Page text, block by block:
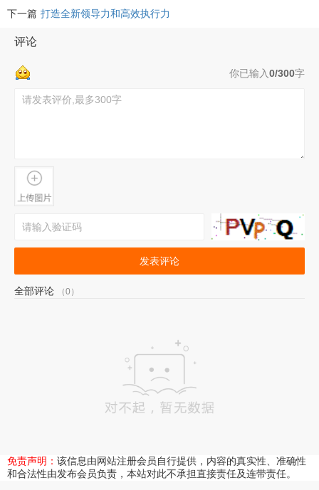
下一篇 打造全新领导力和高效执行力
评论
你已输入0/300字
发表评论
全部评论 （0）
免责声明： 该信息由网站注册会员自行提供，内容的真实性、准确性
和合法性由发布会员负责，本站对此不承担直接责任及连带责任。